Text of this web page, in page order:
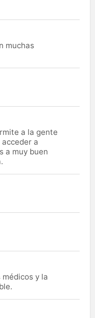
muchas
a la gente
a
a muy buen
y la